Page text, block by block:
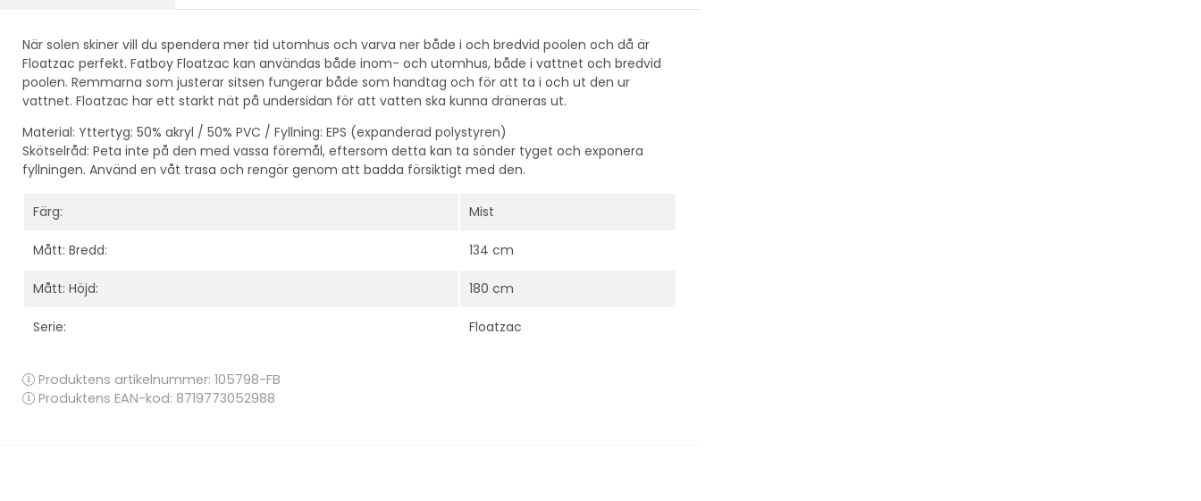
När solen skiner vill du spendera mer tid utomhus och varva ner både i och bredvid poolen och då är
Floatzac perfekt. Fatboy Floatzac kan användas både inom- och utomhus, både i vattnet och bredvid
poolen. Remmarna som justerar sitsen fungerar både som handtag och för att ta i och ut den ur
vattnet. Floatzac har ett starkt nät på undersidan för att vatten ska kunna dräneras ut.
Material: Yttertyg: 50% akryl / 50% PVC / Fyllning: EPS (expanderad polystyren)
Skötselråd: Peta inte på den med vassa föremål, eftersom detta kan ta sönder tyget och exponera
fyllningen. Använd en våt trasa och rengör genom att badda försiktigt med den.
Färg: Mist
Mått: Bredd: 134 cm
Mått: Höjd: 180 cm
Serie: Floatzac
Produktens artikelnummer: 105798-FB
Produktens EAN-kod: 8719773052988